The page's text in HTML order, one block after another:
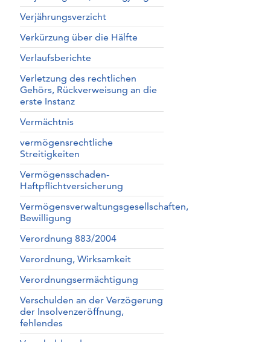
Verjährungsverzicht
Verkürzung über die Hälfte
Verlaufsberichte
Verletzung des rechtlichen
Gehörs, Rückverweisung an die
erste Instanz
Vermächtnis
vermögensrechtliche
Streitigkeiten
Vermögensschaden-
Haftpflichtversicherung
Vermögensverwaltungsgesellschaften,
Bewilligung
Verordnung 883/2004
Verordnung, Wirksamkeit
Verordnungsermächtigung
Verschulden an der Verzögerung
der Insolvenzeröffnung,
fehlendes